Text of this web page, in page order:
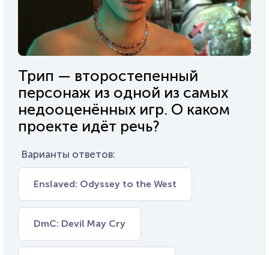
Трип — второстепенный
персонаж из одной из самых
недооценённых игр. О каком
проекте идёт речь?
Варианты ответов:
Enslaved: Odyssey to the West
DmC: Devil May Cry